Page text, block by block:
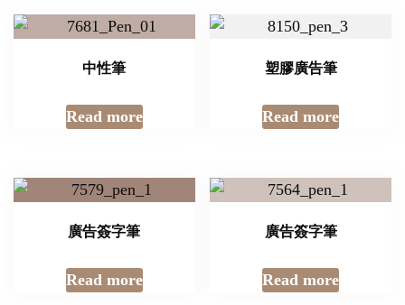
中性筆
Read more
塑膠廣告筆
Read more
廣告簽字筆
Read more
廣告簽字筆
Read more